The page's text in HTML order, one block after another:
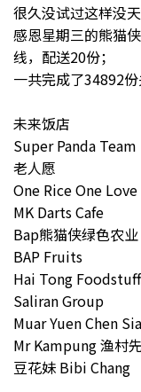
很久没试过这样没
感恩星期三的熊猫
线，配送20份；
一共完成了34892份
未来饭店
Super Panda Team
老人愿
One Rice One
MK Darts Cafe
Bap熊猫侠绿色农业
BAP Fruits
Hai Tong
Saliran Group
Muar Yuen Chen
Mr Kampung 渔村
豆花妹 Bibi Chang